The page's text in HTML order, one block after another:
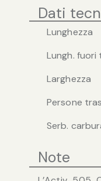
Dati
Lunghezza
Lungh.
Larghezza
Persone
Serb.
Note